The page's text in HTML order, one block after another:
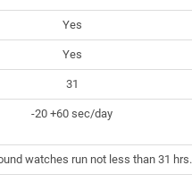
Yes
Yes
31
-20 +60 sec/day
watches run not less than 31 hrs.